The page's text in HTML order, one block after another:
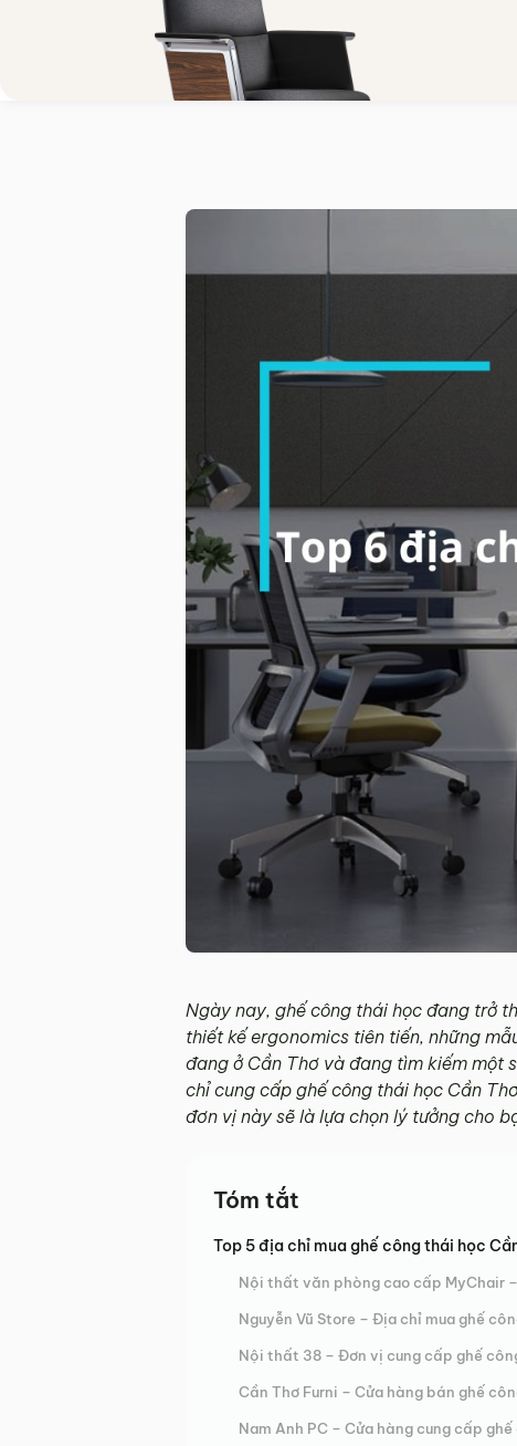
Ngày nay, ghế công thái học đang trở
thiết kế ergonomics tiên tiến, những
đang ở Cần Thơ và đang tìm kiếm một
chỉ cung cấp ghế công thái học Cần
đơn vị này sẽ là lựa chọn lý tưởng cho
Tóm tắt
Top 5 địa chỉ mua ghế công thái học
Nội thất văn phòng cao cấp MyChair
Nguyễn Vũ Store – Địa chỉ mua ghế
Nội thất 38 – Đơn vị cung cấp ghế
Cần Thơ Furni – Cửa hàng bán ghế
Nam Anh PC – Cửa hàng cung cấp